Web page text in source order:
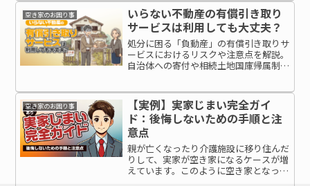
を伴います。この記事では、できるだけ
費用を抑えて老朽化した家を...
空き家のお困り事
いらない不動産の有償引き取り
サービスは利用しても大丈夫？
処分に困る「負動産」の有償引き取りサ
ービスにおけるリスクや注意点を解説。
自治体への寄付や相続土地国庫帰属制度
す。
空き家のお困り事
【実例】実家じまい完全ガイ
ド：後悔しないための手順と注
意点
親が亡くなったり介護施設に移り住んだ
りして、実家が空き家になるケースが増
えています。このように空き家となった